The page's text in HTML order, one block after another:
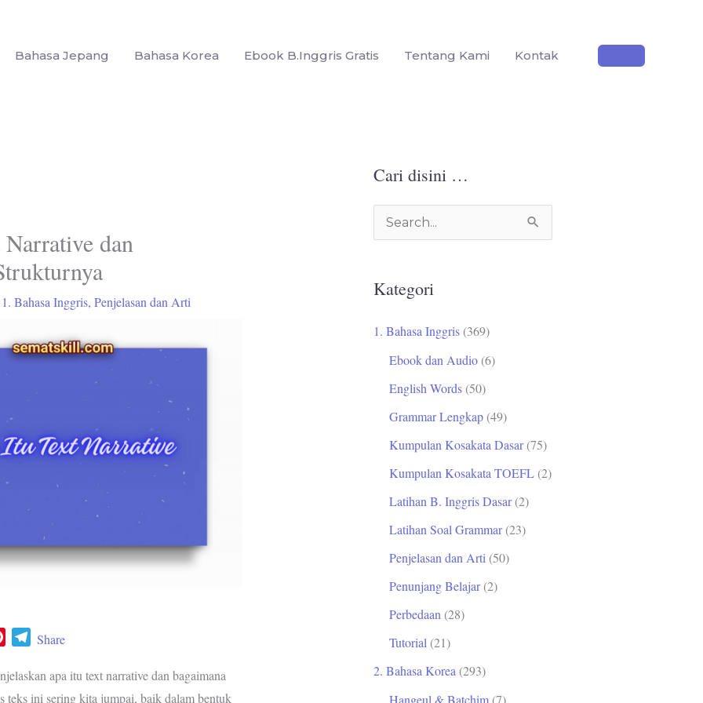
Bahasa Jepang Bahasa Korea Ebook B.Inggris Gratis Tentang Kami Kontak
dan
1. Bahasa Inggris, Penjelasan dan Arti
n
t
T
l
e
Share
apa itu text narrative dan bagaimana
teks ini sering kita jumpai, baik dalam bentuk
Cari disini …
i
u
Kategori
1. Bahasa Inggris (369)
Ebook dan Audio (6)
English Words (50)
Grammar Lengkap (49)
Kumpulan Kosakata Dasar(75)
Kumpulan Kosakata TOEFL (2)
Latihan B. Inggris Dasar(2)
Latihan Soal Grammar(23)
Penjelasan dan Arti (50)
Penunjang Belajar(2)
Perbedaan (28)
Tutorial (21)
2. Bahasa Korea (293)
Hangeul & Batchim (7)